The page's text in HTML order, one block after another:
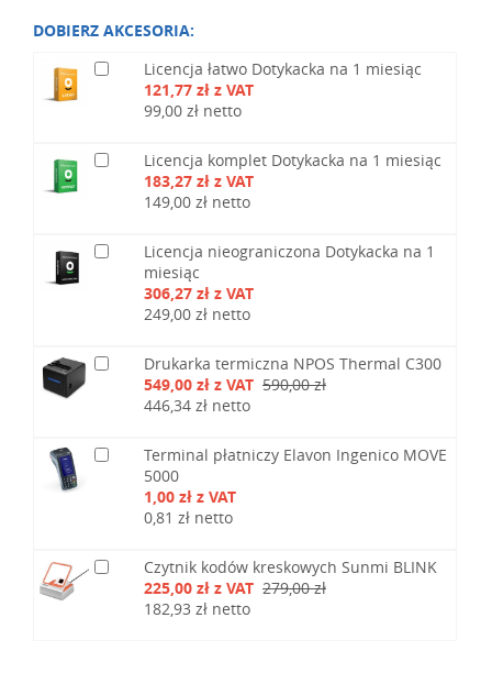
DOBIERZ AKCESORIA:
Licencja łatwo Dotykacka na 1 miesiąc
121,77 zł z VAT
99,00 zł netto
Licencja komplet Dotykacka na 1 miesiąc
183,27 zł z VAT
149,00 zł netto
Licencja nieograniczona Dotykacka na 1
miesiąc
306,27 zł z VAT
249,00 zł netto
Drukarka termiczna NPOS Thermal C300
549,00 zł z VAT 590,00 zł
446,34 zł netto
Terminal płatniczy Elavon Ingenico MOVE
5000
1,00 zł z VAT
0,81 zł netto
Czytnik kodów kreskowych Sunmi BLINK
225,00 zł z VAT 279,00 zł
182,93 zł netto